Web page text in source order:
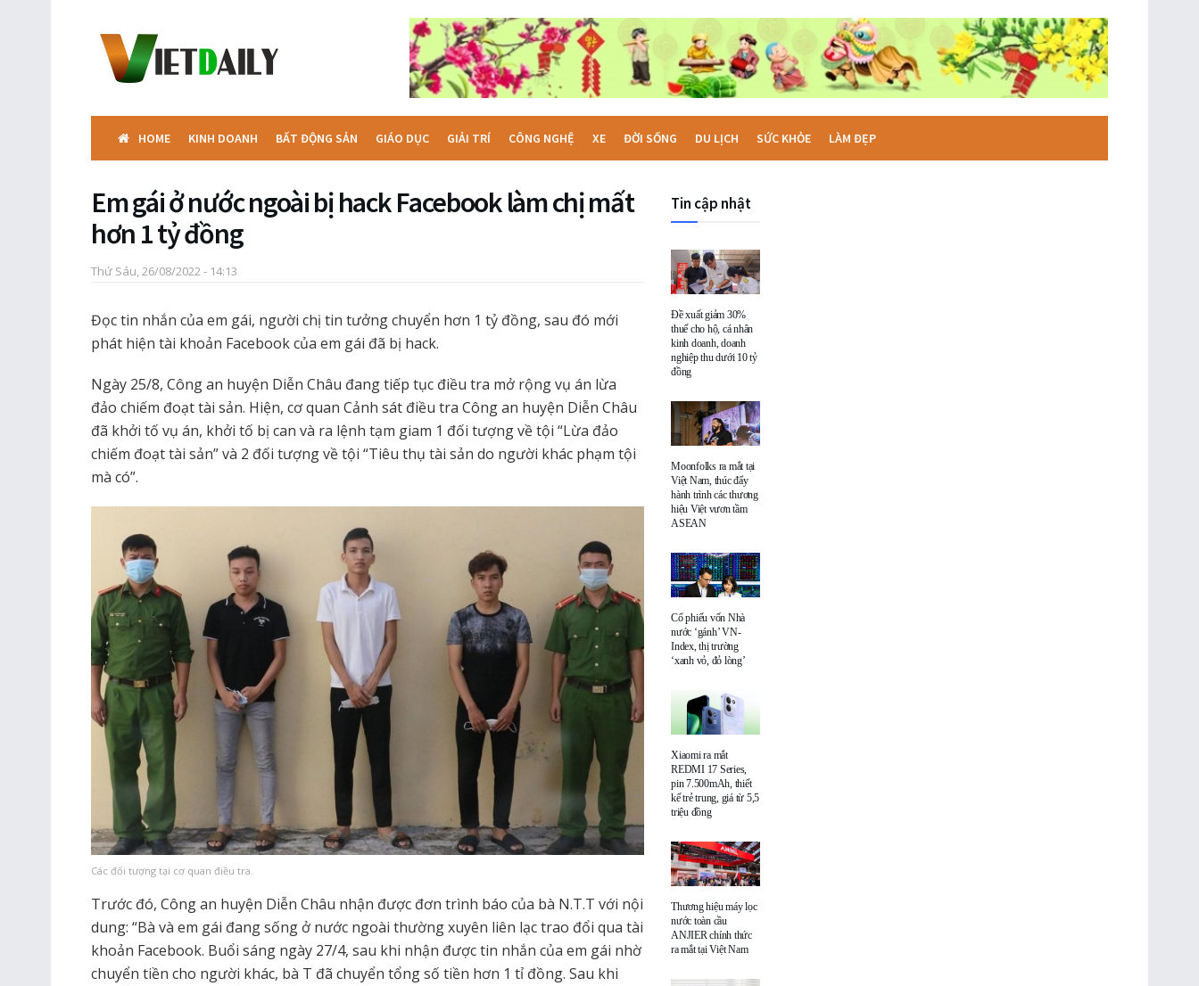
HOME KINH DOANH BẤT ĐỘNG SẢN GIÁO DỤC GIẢI TRÍ CÔNG NGHỆ XE ĐỜI SỐNG DU LỊCH SỨC KHỎE LÀM ĐẸP
Em gái ở nước ngoài bị hack Facebook làm chị mất
hơn 1 tỷ đồng
Thứ Sáu, 26/08/2022 - 14:13
Đọc tin nhắn của em gái, người chị tin tưởng chuyển hơn 1 tỷ đồng, sau đó mới
phát hiện tài khoản Facebook của em gái đã bị hack.
Ngày 25/8, Công an huyện Diễn Châu đang tiếp tục điều tra mở rộng vụ án lừa
đảo chiếm đoạt tài sản. Hiện, cơ quan Cảnh sát điều tra Công an huyện Diễn Châu
đã khởi tố vụ án, khởi tố bị can và ra lệnh tạm giam 1 đối tượng về tội “Lừa đảo
chiếm đoạt tài sản” và 2 đối tượng về tội “Tiêu thụ tài sản do người khác phạm tội
mà có”.
Các đối tượng tại cơ quan điều tra.
Trước đó, Công an huyện Diễn Châu nhận được đơn trình báo của bà N.T.T với nội
dung: “Bà và em gái đang sống ở nước ngoài thường xuyên liên lạc trao đổi qua tài
khoản Facebook. Buổi sáng ngày 27/4, sau khi nhận được tin nhắn của em gái nhờ
chuyển tiền cho người khác, bà T đã chuyển tổng số tiền hơn 1 tỉ đồng. Sau khi
Tin cập nhật
Đề xuất giảm 30%
thuế cho hộ, cá nhân
kinh doanh, doanh
nghiệp thu dưới 10 tỷ
đồng
Moonfolks ra mắt tại
Việt Nam, thúc đẩy
hành trình các thương
hiệu Việt vươn tầm
ASEAN
Cổ phiếu vốn Nhà
nước ‘gánh’ VN-
Index, thị trường
‘xanh vỏ, đỏ lòng’
Xiaomi ra mắt
REDMI 17 Series,
pin 7.500mAh, thiết
kế trẻ trung, giá từ 5,5
triệu đồng
Thương hiệu máy lọc
nước toàn cầu
ANJIER chính thức
ra mắt tại Việt Nam